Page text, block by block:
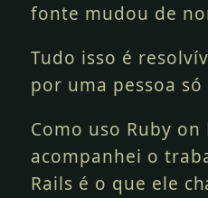
fonte mudou de
Tudo isso é
por uma pessoa
Como uso Ruby on
acompanhei o
Rails é o que ele